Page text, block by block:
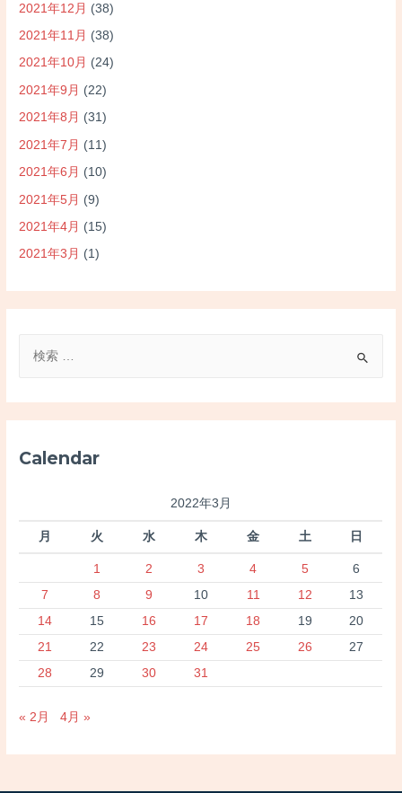
2021年12月 (38)
2021年11月 (38)
2021年10月 (24)
2021年9月 (22)
2021年8月 (31)
2021年7月 (11)
2021年6月 (10)
2021年5月 (9)
2021年4月 (15)
2021年3月 (1)
象
Calendar
2022年3月
月 火 水 木 金 土 日
1 2 3 4 5
6
7
8 9 10 11 12
13
14
15 16 17 18 19
20
21
22 23 24 25 26
27
28
29 30 31
« 2月 4月 »